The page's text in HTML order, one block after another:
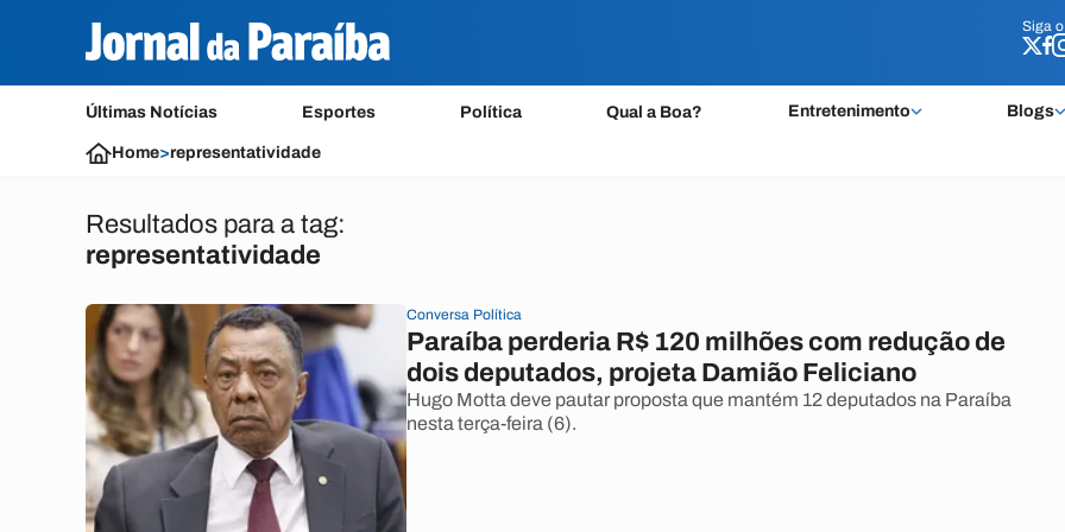
Siga o
Últimas Notícias Esportes Política Qual a Boa? Entretenimento Blogs
Siga o
Home>representatividade
Resultados para a tag:
representatividade
Conversa Política
Paraíba perderia R$ 120 milhões com redução de
dois deputados, projeta Damião Feliciano
Hugo Motta deve pautar proposta que mantém 12 deputados na Paraíba
nesta terça-feira (6).